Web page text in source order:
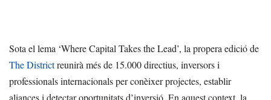
Sota el lema ‘Where Capital Takes the Lead’, la propera edició de
The Districtreunirà més de 15.000 directius, inversors i
professionals internacionals per conèixer projectes, establir